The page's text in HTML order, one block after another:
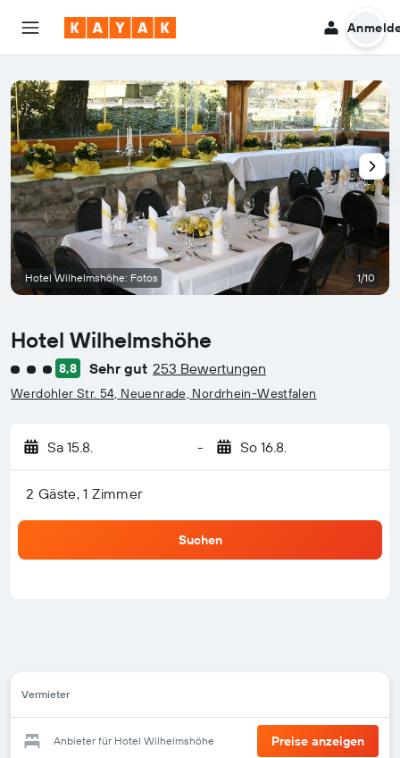
Hotel Wilhelmshöhe
Bewertungskategorie 3
8,8 Sehr gut 253 Bewertungen
Werdohler Str. 54, Neuenrade, Nordrhein-Westfalen
Sa 15.8. - So 16.8.
2 Gäste, 1 Zimmer
Suchen
Vermieter
Anbieter für Hotel Wilhelmshöhe Preise anzeigen
Hotel Wilhelmshöhe: Fotos 1/10